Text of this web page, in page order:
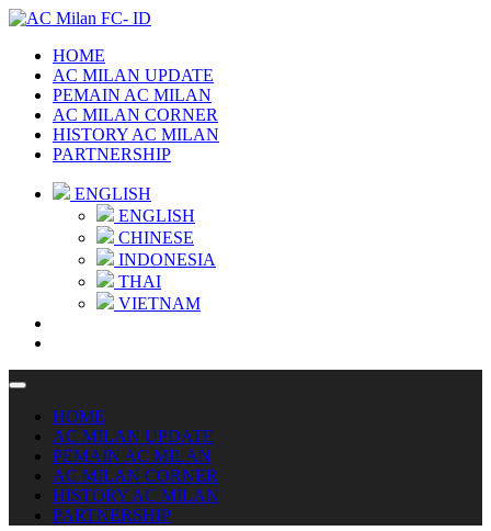
HOME
AC MILAN UPDATE
PEMAIN AC MILAN
AC MILAN CORNER
HISTORY AC MILAN
PARTNERSHIP
ENGLISH
ENGLISH
CHINESE
INDONESIA
THAI
VIETNAM
HOME
AC MILAN UPDATE
PEMAIN AC MILAN
AC MILAN CORNER
HISTORY AC MILAN
PARTNERSHIP